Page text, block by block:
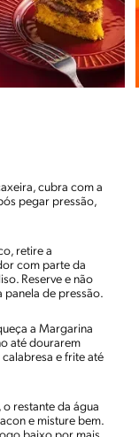
cubra com a
pegar pressão,
retire a
com parte da
Reserve e não
panela de pressão.
a Margarina
até dourarem
e frite até
restante da água
e misture bem.